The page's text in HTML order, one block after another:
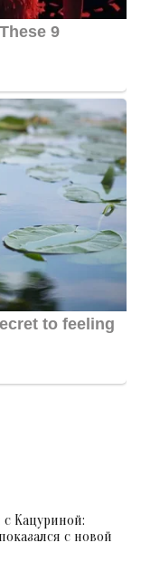
с Кацуриной:
с новой